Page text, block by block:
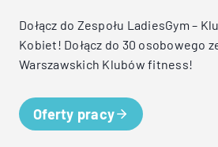
Dołącz do Zespołu LadiesGym –
Kobiet! Dołącz do 30 osobowego
Warszawskich Klubów fitness!
Oferty pracy